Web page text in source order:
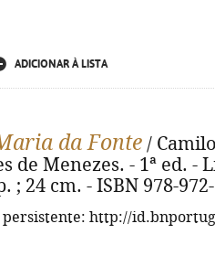
ADICIONAR À LISTA
da Fonte /
de Menezes. - 1ª ed. -
; 24 cm. - ISBN 978-
http://